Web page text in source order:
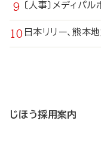
〔人事〕メディパ
日本リリー、熊
じほう採用案内